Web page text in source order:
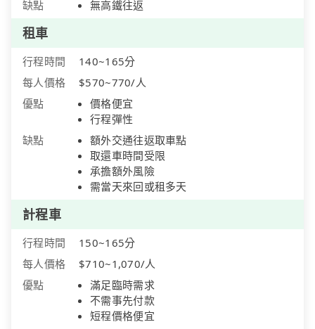
缺點
無高鐵往返
租車
行程時間
140~165分
每人價格
$570~770/人
優點
價格便宜
行程彈性
缺點
額外交通往返取車點
取還車時間受限
承擔額外風險
需當天來回或租多天
計程車
行程時間
150~165分
每人價格
$710~1,070/人
優點
滿足臨時需求
不需事先付款
短程價格便宜